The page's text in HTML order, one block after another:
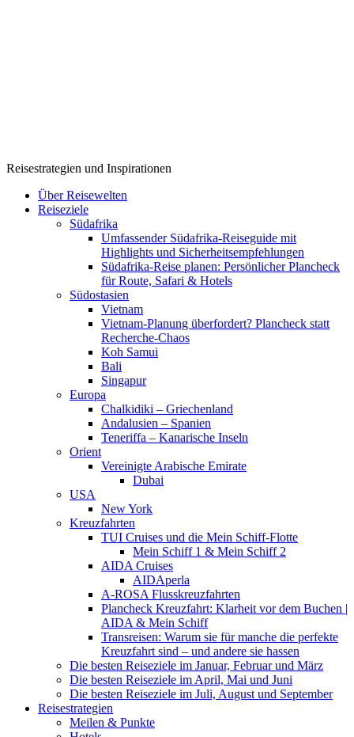
Reisestrategien und Inspirationen
Über Reisewelten
Reiseziele
Südafrika
Umfassender Südafrika-Reiseguide mit
Highlights und Sicherheitsempfehlungen
Südafrika-Reise planen: Persönlicher Plancheck
für Route, Safari & Hotels
Südostasien
Vietnam
Vietnam-Planung überfordert? Plancheck statt
Recherche-Chaos
Koh Samui
Bali
Singapur
Europa
Chalkidiki – Griechenland
Andalusien – Spanien
Teneriffa – Kanarische Inseln
Orient
Vereinigte Arabische Emirate
Dubai
USA
New York
Kreuzfahrten
TUI Cruises und die Mein Schiff-Flotte
Mein Schiff 1 & Mein Schiff 2
AIDA Cruises
AIDAperla
A-ROSA Flusskreuzfahrten
Plancheck Kreuzfahrt: Klarheit vor dem Buchen |
AIDA & Mein Schiff
Transreisen: Warum sie für manche die perfekte
Kreuzfahrt sind – und andere sie hassen
Die besten Reiseziele im Januar, Februar und März
Die besten Reiseziele im April, Mai und Juni
Die besten Reiseziele im Juli, August und September
Reisestrategien
Meilen & Punkte